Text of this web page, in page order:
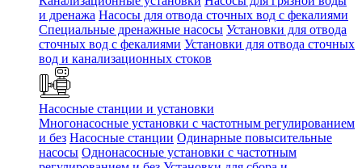
и дренажа Насосы для отвода сточных вод c фекалиями
Специальные дренажные насосы Установки для отвода
сточных вод c фекалиями Установки для отвода сточных
вод и канализационных стоков
Насосные станции и установки
Многонасосные установки с частотным регулированием
и без Насосные станции Одинарные повысительные
насосы Однонасосные установки с частотным